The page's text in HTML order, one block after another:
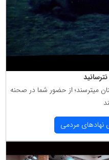
میترسند؛ از حضور شما در صحنه
نهادهای مردمی